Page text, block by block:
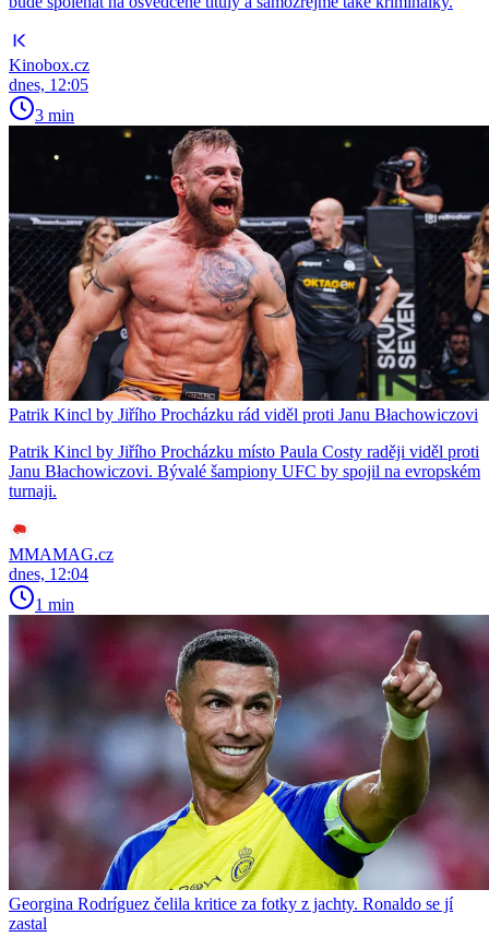
Kinobox.cz
dnes, 12:05
3 min
Patrik Kincl by Jiřího Procházku rád viděl proti Janu Błachowiczovi
Patrik Kincl by Jiřího Procházku místo Paula Costy raději viděl proti
Janu Błachowiczovi. Bývalé šampiony UFC by spojil na evropském
turnaji.
MMAMAG.cz
dnes, 12:04
1 min
Georgina Rodríguez čelila kritice za fotky z jachty. Ronaldo se jí
zastal